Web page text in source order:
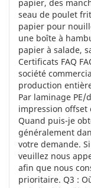
papier, des
seau de poulet
papier pour
une boîte à
papier à salade,
Certificats FAQ
société
production
Par laminage PE/
impression offset
Quand puis-je
généralement
votre demande.
veuillez nous
afin que nous
prioritaire. Q3 :